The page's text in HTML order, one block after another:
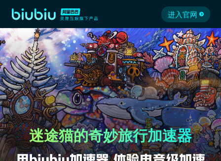
进入官网
迷途猫的奇妙旅行加速器